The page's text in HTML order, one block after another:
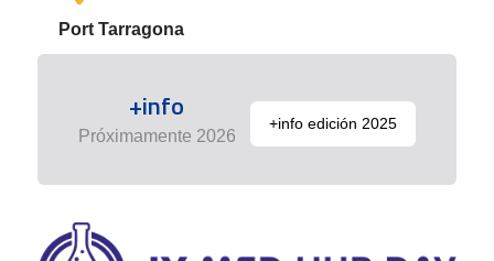
Port Tarragona
+info
Próximamente 2026
+info edición 2025